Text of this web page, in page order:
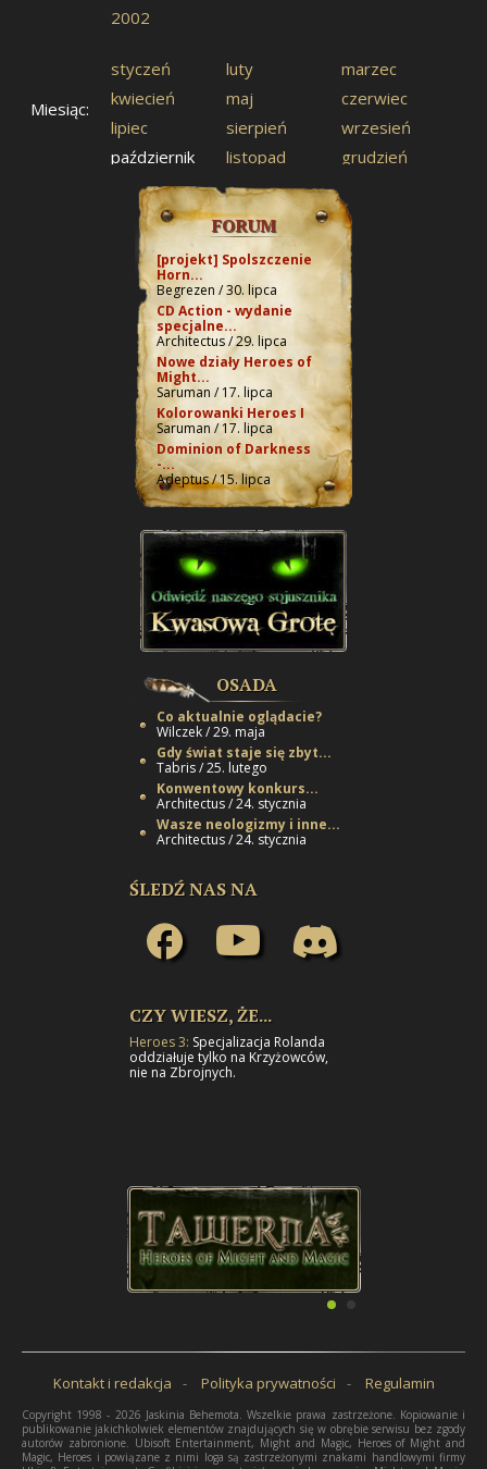
2002
styczeń luty
marzec
kwiecień
maj
czerwiec
lipiec
sierpień
wrzesień
październik
listopad grudzień
Miesiąc:
FORUM
[projekt] Spolszczenie
Horn...
Begrezen / 30. lipca
CD Action - wydanie
specjalne...
Architectus / 29. lipca
Nowe działy Heroes of
Might...
Saruman / 17. lipca
Kolorowanki Heroes I
Saruman / 17. lipca
Dominion of Darkness
-...
Adeptus / 15. lipca
OSADA
Co aktualnie oglądacie?
Wilczek / 29. maja
Gdy świat staje się zbyt...
Tabris / 25. lutego
Konwentowy konkurs...
Architectus / 24. stycznia
Wasze neologizmy i inne...
Architectus / 24. stycznia
ŚLEDŹ NAS NA
CZY WIESZ, ŻE...
Heroes 3: Specjalizacja Rolanda
oddziałuje tylko na Krzyżowców,
nie na Zbrojnych.
Kontakt i redakcja Polityka prywatności Regulamin
Copyright 1998 - 2026 Jaskinia Behemota. Wszelkie prawa zastrzeżone. Kopiowanie i
publikowanie jakichkolwiek elementów znajdujących się w obrębie serwisu bez zgody
autorów zabronione. Ubisoft Entertainment, Might and Magic, Heroes of Might and
Magic, Heroes i powiązane z nimi loga są zastrzeżonymi znakami handlowymi firmy